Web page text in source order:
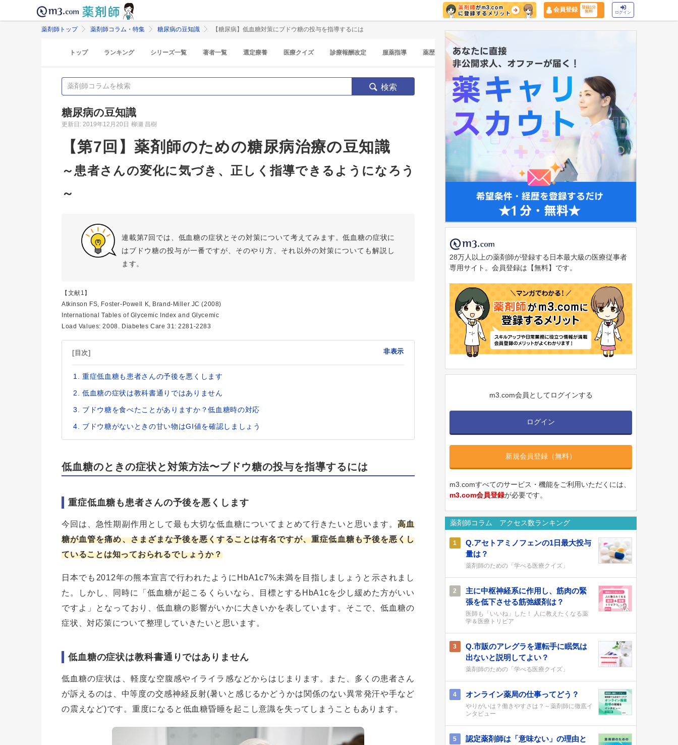
会員登録
登録1分
無料
ログイン
薬剤師トップ 薬剤師コラム・特集 糖尿病の豆知識 【糖尿病】低血糖対策にブドウ糖の投与を指導するには
トップ ランキング シリーズ一覧 著者一覧 選定療養 医療クイズ 診療報酬改定 服薬指導 薬歴 マイナ保険証
検索
糖尿病の豆知識
更新日: 2019年12月20日 柳瀬 昌樹
【第7回】薬剤師のための糖尿病治療の豆知識
～患者さんの変化に気づき、正しく指導できるようになろう
～
連載第7回では、低血糖の症状とその対策について考えてみます。低血糖の症状に
はブドウ糖の投与が一番ですが、そのやり方、それ以外の対策についても解説し
ます。
【文献1】
Atkinson FS, Foster-Powell K, Brand-Miller JC (2008)
International Tables of Glycemic Index and Glycemic
Load Values: 2008. Diabetes Care 31: 2281-2283
[目次] 非表示
重症低血糖も患者さんの予後を悪くします
低血糖の症状は教科書通りではありません
ブドウ糖を食べたことがありますか？低血糖時の対応
ブドウ糖がないときの甘い物はGI値を確認しましょう
低血糖のときの症状と対策方法〜ブドウ糖の投与を指導するには
重症低血糖も患者さんの予後を悪くします
今回は、急性期副作用として最も大切な低血糖についてまとめて行きたいと思います。高血
糖が血管を痛め、さまざまな予後を悪くすることは有名ですが、重症低血糖も予後を悪くし
ていることは知っておられるでしょうか？
日本でも2012年の熊本宣言で行われたようにHbA1c7%未満を目指しましょうと示されまし
た。しかし、同時に「低血糖が起こるくらいなら、目標とするHbA1cを少し緩めた方がいい
ですよ」となっており、低血糖の影響がいかに大きいかを表しています。そこで、低血糖の
症状、対応策について整理していきたいと思います。
低血糖の症状は教科書通りではありません
低血糖の症状は、軽度な空腹感やイライラ感などからはじまります。また、多くの患者さん
が訴えるのは、中等度の交感神経反射(暑いと感じるかどうかは関係のない異常発汗や手など
の震えなど)です。重度になると低血糖昏睡を起こし意識を失ってしまうこともあります。
28万人以上の薬剤師が登録する日本最大級の医療従事者
専用サイト。会員登録は【無料】です。
m3.com会員としてログインする
ログイン
新規会員登録（無料）
m3.comすべてのサービス・機能をご利用いただくには、
m3.com会員登録が必要です。
薬剤師コラム アクセス数ランキング
1
Q.アセトアミノフェンの1日最大投与
量は？
薬剤師のための「学べる医療クイズ」
2
主に中枢神経系に作用し、筋肉の緊
張を低下させる筋弛緩剤は？
医師も「いいね」した！ 人に教えたくなる薬
学＆医療トリビア
3
Q.市販のアレグラを運転手に眠気は
出ないと説明してよい？
薬剤師のための「学べる医療クイズ」
4 オンライン薬局の仕事ってどう？
やりがいは？働きやすさは？～薬剤師に徹底イ
ンタビュー
5
認定薬剤師は「意味ない」の理由と